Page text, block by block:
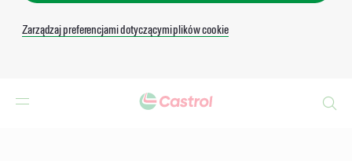
Zarządzaj preferencjami dotyczącymi plików cookie